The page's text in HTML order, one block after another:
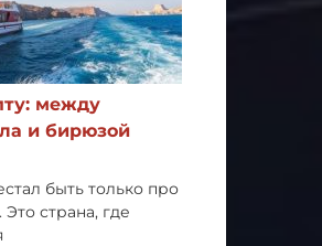
между
и бирюзой
быть только про
страна, где